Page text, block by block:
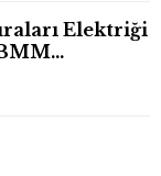
Elektriği